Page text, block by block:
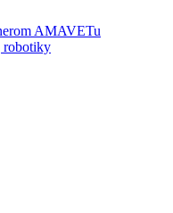
AMAVETu
robotiky